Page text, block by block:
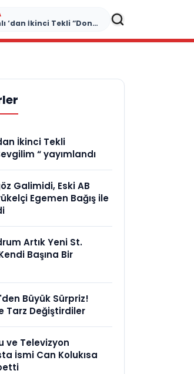
Yonca Samlı ‘dan İkinci Tekli “Donacaksın Sevgilim “ yayımlandı
İkinci Tekli
“ yayımlandı
Galimidi, Eski AB
Egemen Bağış ile
Artık Yeni St.
Başına Bir
Büyük Sürpriz!
Tarz Değiştirdiler
ve Televizyon
İsmi Can Kolukısa